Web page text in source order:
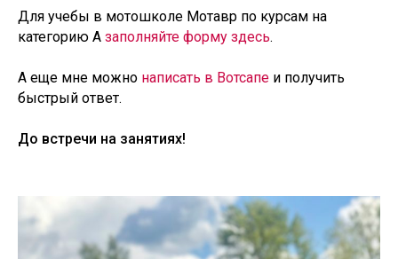
Для учебы в мотошколе Мотавр по курсам на
категорию А заполняйте форму здесь.
А еще мне можно написать в Вотсапе и получить
быстрый ответ.
До встречи на занятиях!